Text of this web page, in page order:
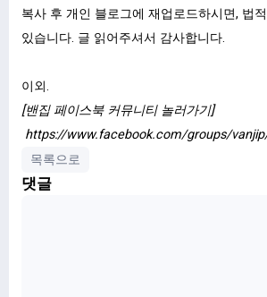
복사 후 개인 블로그에 재업로드하시면, 법
있습니다. 글 읽어주셔서 감사합니다.
이외.
[밴집 페이스북 커뮤니티 놀러가기]
https://www.facebook.com/groups/
목록으로
댓글